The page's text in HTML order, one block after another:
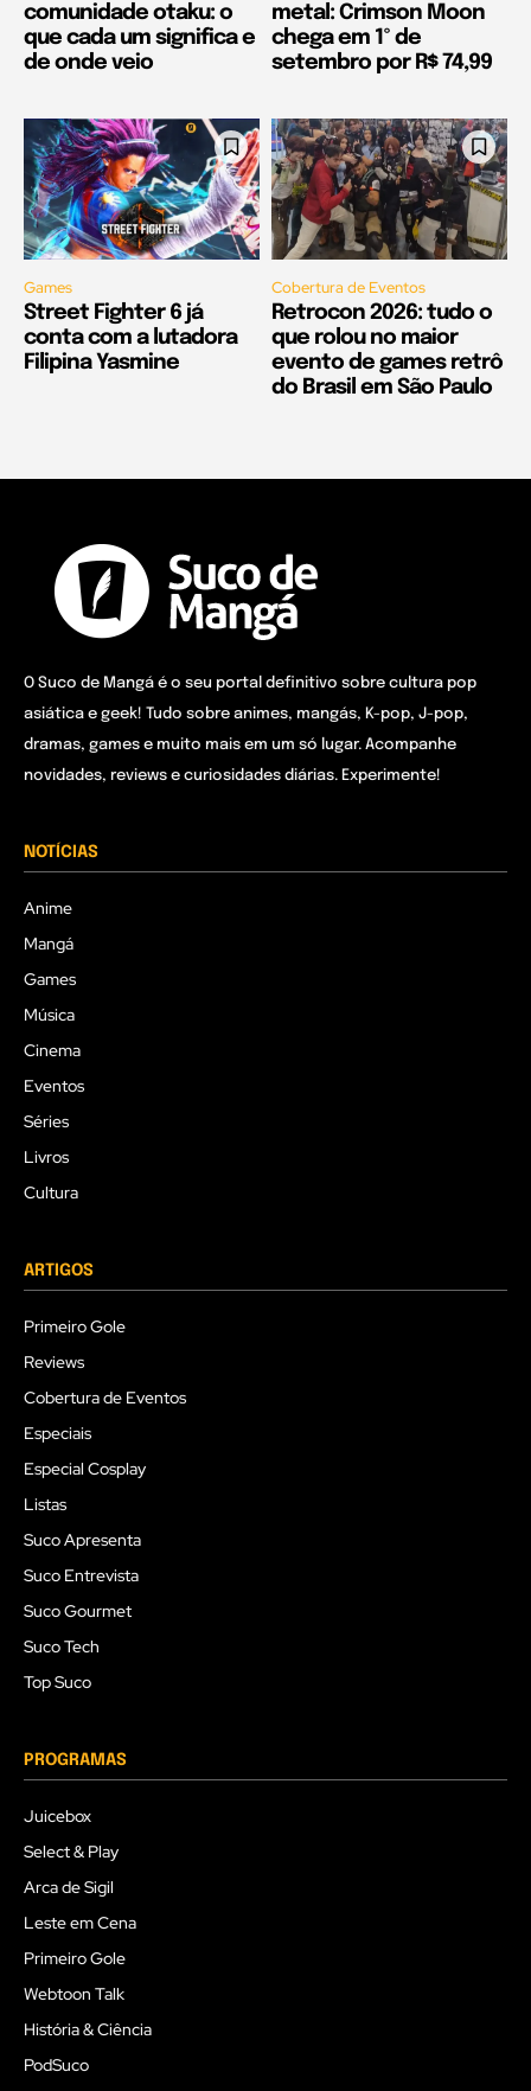
comunidade otaku: o
que cada um significa e
de onde veio
metal: Crimson Moon
chega em 1º de
setembro por R$ 74,99
Games
Street Fighter 6 já
conta com a lutadora
Filipina Yasmine
Cobertura de Eventos
Retrocon 2026: tudo o
que rolou no maior
evento de games retrô
do Brasil em São Paulo
O Suco de Mangá é o seu portal definitivo sobre cultura pop
asiática e geek! Tudo sobre animes, mangás, K-pop, J-pop,
dramas, games e muito mais em um só lugar. Acompanhe
novidades, reviews e curiosidades diárias. Experimente!
NOTÍCIAS
Anime
Mangá
Games
Música
Cinema
Eventos
Séries
Livros
Cultura
ARTIGOS
Primeiro Gole
Reviews
Cobertura de Eventos
Especiais
Especial Cosplay
Listas
Suco Apresenta
Suco Entrevista
Suco Gourmet
Suco Tech
Top Suco
PROGRAMAS
Juicebox
Select & Play
Arca de Sigil
Leste em Cena
Primeiro Gole
Webtoon Talk
História & Ciência
PodSuco